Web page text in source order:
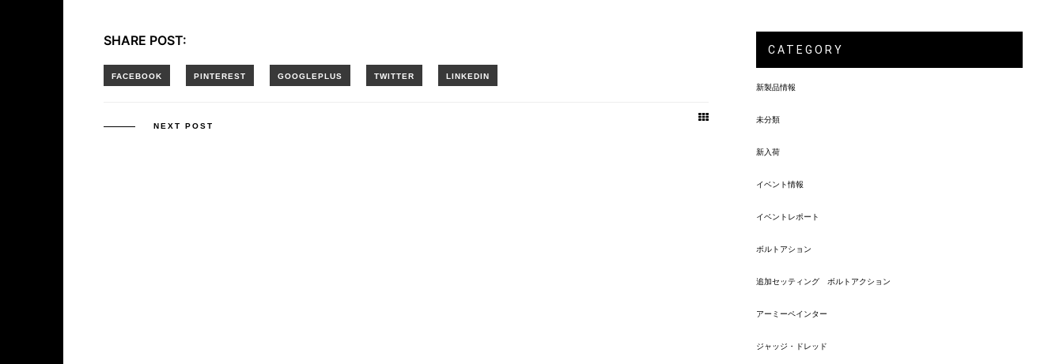
SHARE POST:
NEXT POST
CATEGORY
新製品情報
未分類
新入荷
イベント情報
イベントレポート
ボルトアション
追加セッティング ボルトアクション
アーミーペインター
ジャッジ・ドレッド